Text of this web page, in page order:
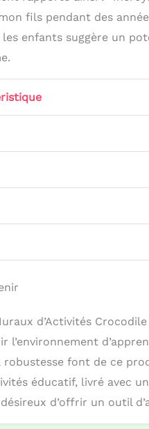
fils pendant des
enfants suggère un
d’Activités
font de ce
éducatif, livré avec
d’offrir un outil